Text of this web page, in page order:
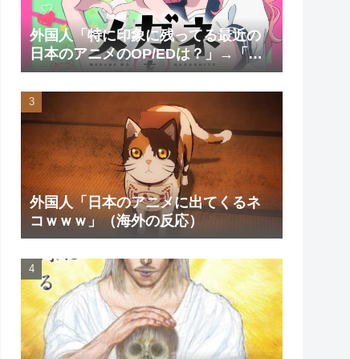
外国人「特に印象に残ってる最近の
日本のアニメのOP/EDは？」→「一
回も飛ばしたことないわ」（海外の
反応）
外国人「日本のアニメに出てくるネ
コｗｗｗ」（海外の反応）